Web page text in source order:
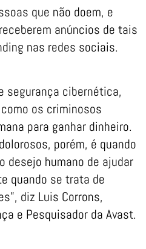
que não doem, e
anúncios de tais
nas redes sociais.
segurança cibernética,
os criminosos
para ganhar dinheiro.
porém, é quando
desejo humano de ajudar
quando se trata de
diz Luis Corrons,
e Pesquisador da Avast.